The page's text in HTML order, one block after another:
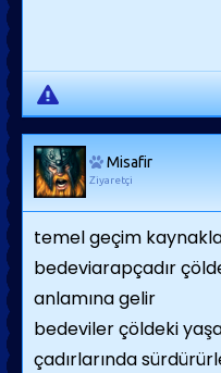
Misafir
Ziyaretçi
temel geçim
bedeviarapçadır
anlamına gelir
bedeviler çöldeki
çadırlarında